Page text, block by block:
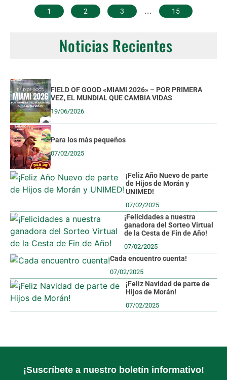
1 2 3 … 15
Noticias Recientes
FIELD OF GOOD «MIAMI 2026» – POR PRIMERA
VEZ, EL MUNDIAL QUE CAMBIA VIDAS
19/06/2026
Para los más pequeños
07/02/2025
¡Feliz Año Nuevo de parte
de Hijos de Morán y
UNIMED!
07/02/2025
¡Felicidades a nuestra
ganadora del Sorteo Virtual
de la Cesta de Fin de Año!
07/02/2025
Cada encuentro cuenta!
07/02/2025
¡Feliz Navidad de parte de
Hijos de Morán!
07/02/2025
¡Suscríbete a nuestro boletín informativo!